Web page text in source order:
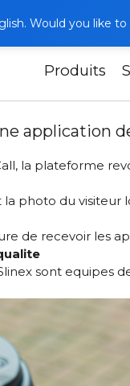
Would you like
Produits
Slinex Smart
application
la plateforme
la photo du
de recevoir les
sont equipes